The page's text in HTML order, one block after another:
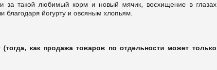
за такой любимый корм и новый мячик, восхищение в глазах
йогурту и овсяным хлопьям.
как продажа товаров по отдельности может только